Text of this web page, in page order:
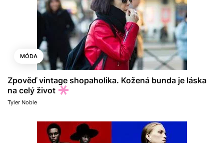
MÓDA
Zpověď vintage shopaholika. Kožená bunda je láska
na celý život
Tyler Noble